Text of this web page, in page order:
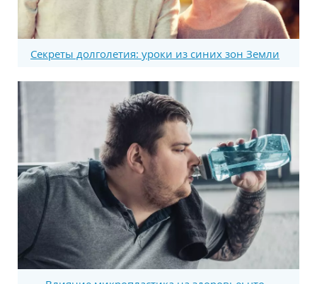
Секреты долголетия: уроки из синих зон Земли